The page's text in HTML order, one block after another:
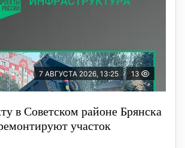
7 АВГУСТА 2026, 13:25 13
в Советском районе Брянска
участок